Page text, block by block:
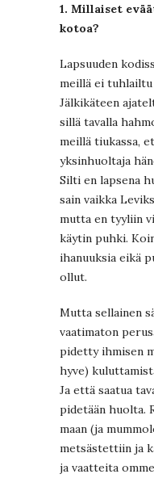
1. Millaiset
kotoa?
Lapsuuden
meillä ei tuhlailtu
Jälkikäteen
sillä tavalla
meillä tiukassa,
yksinhuoltaja
Silti en lapsena
sain vaikka
mutta en tyyliin
käytin puhki.
ihanuuksia eikä
ollut.
Mutta sellainen
vaatimaton
pidetty ihmisen
hyve)
Ja että saatua
pidetään huolta.
maan (ja
metsästettiin ja
ja vaatteita